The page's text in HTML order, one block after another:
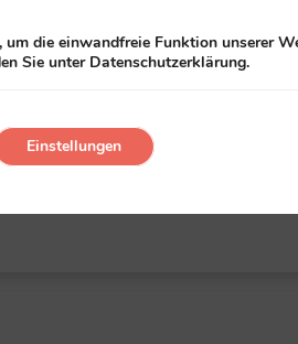
die einwandfreie Funktion unserer
Sie unter Datenschutzerklärung.
Einstellungen